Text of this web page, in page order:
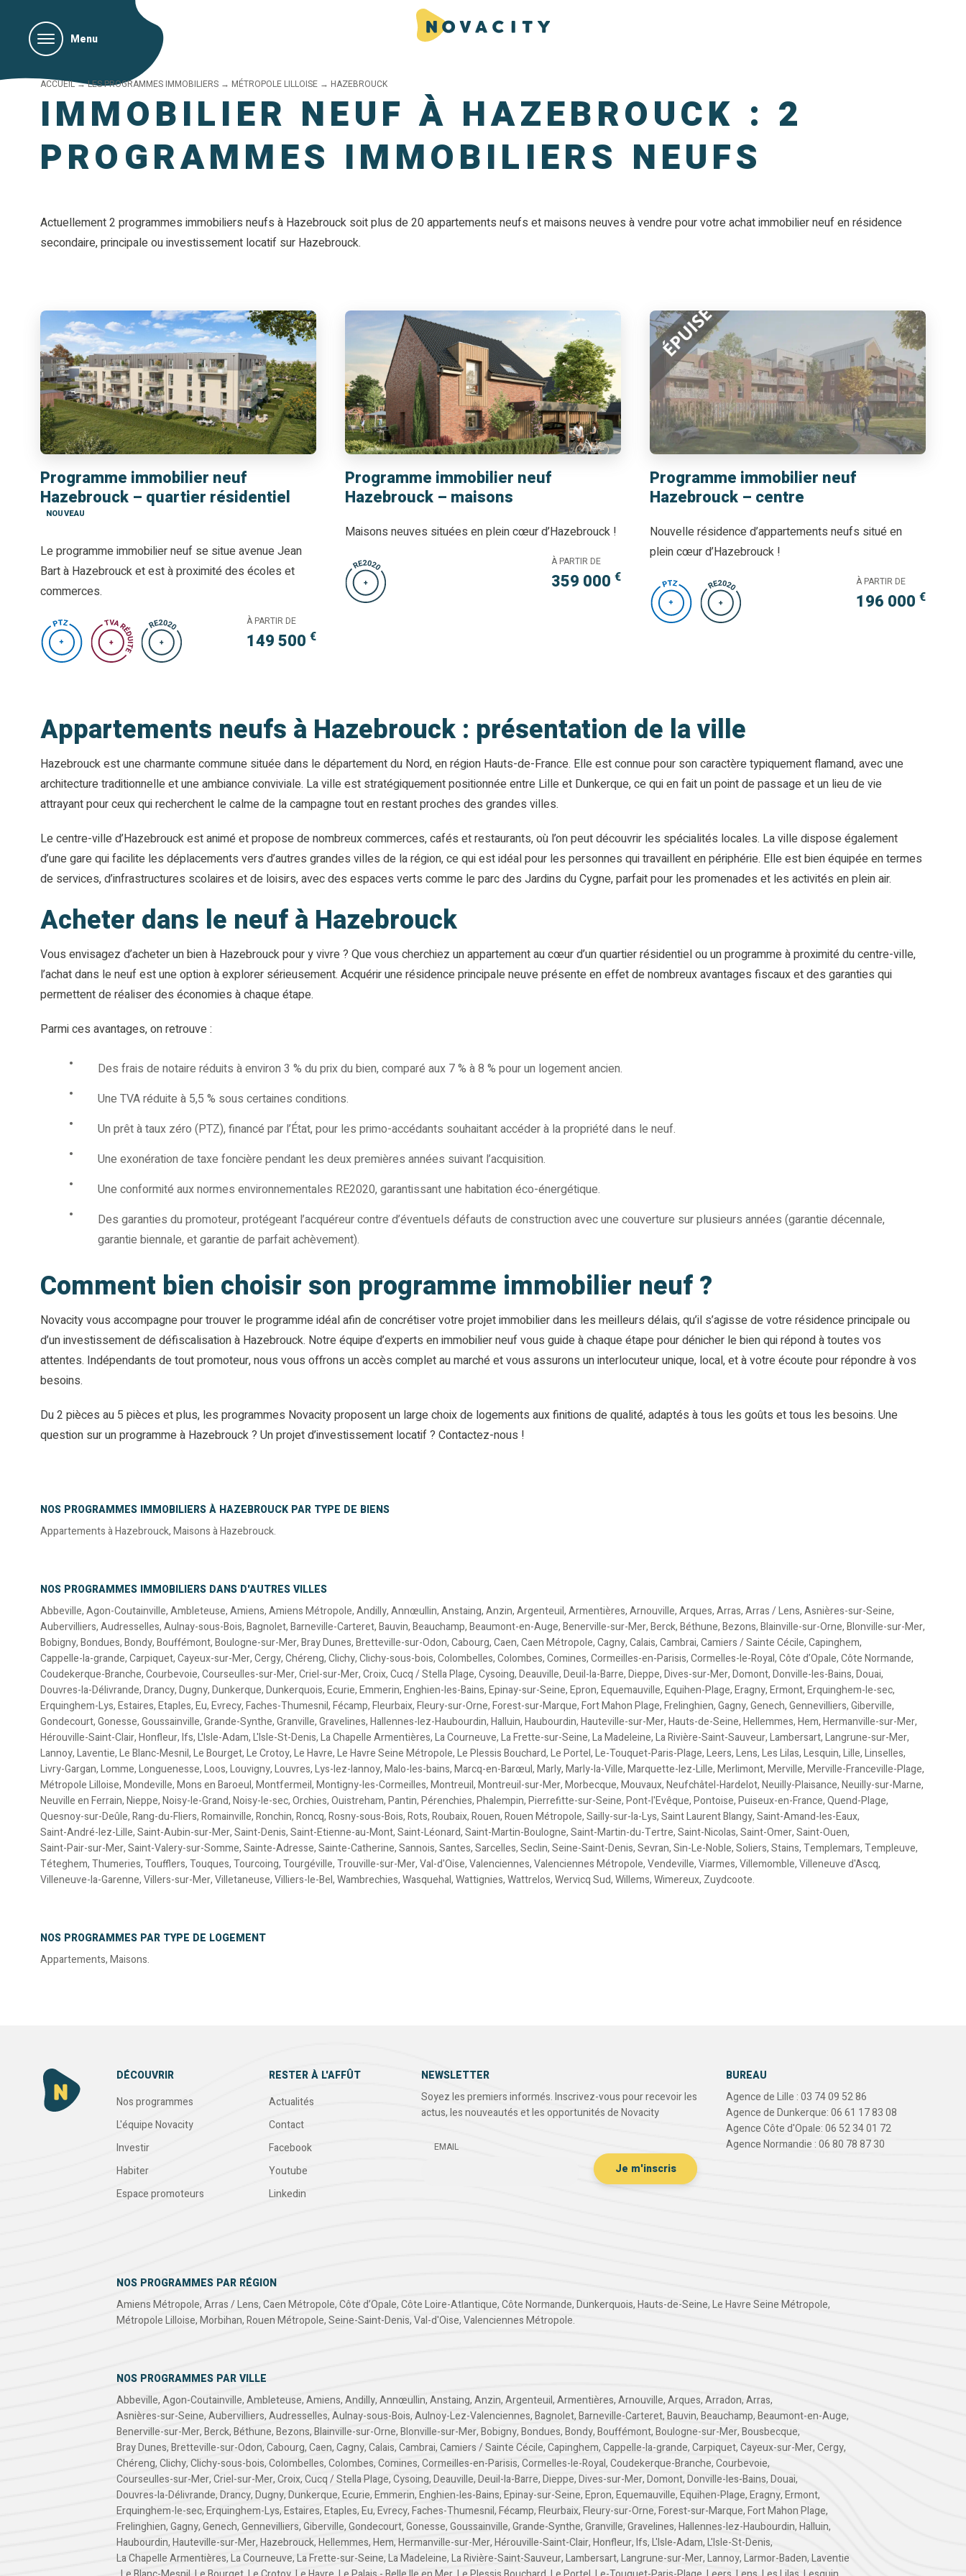
Menu
ACCUEIL→LES PROGRAMMES IMMOBILIERS → MÉTROPOLE LILLOISE → HAZEBROUCK
IMMOBILIER NEUF À HAZEBROUCK : 2
PROGRAMMES IMMOBILIERS NEUFS
Actuellement 2 programmes immobiliers neufs à Hazebrouck soit plus de 20 appartements neufs et maisons neuves à vendre pour votre achat immobilier neuf en résidence
secondaire, principale ou investissement locatif sur Hazebrouck.
Programme immobilier neuf
Hazebrouck – quartier résidentiel
NOUVEAU
Le programme immobilier neuf se situe avenue Jean
Bart à Hazebrouck et est à proximité des écoles et
commerces.
À PARTIR DE
149 500 €
Programme immobilier neuf
Hazebrouck – maisons
Maisons neuves situées en plein cœur d’Hazebrouck !
À PARTIR DE
359 000 €
Programme immobilier neuf
Hazebrouck – centre
Nouvelle résidence d’appartements neufs situé en
plein cœur d’Hazebrouck !
À PARTIR DE
196 000 €
Appartements neufs à Hazebrouck : présentation de la ville
Hazebrouck est une charmante commune située dans le département du Nord, en région Hauts-de-France. Elle est connue pour son caractère typiquement flamand, avec une
architecture traditionnelle et une ambiance conviviale. La ville est stratégiquement positionnée entre Lille et Dunkerque, ce qui en fait un point de passage et un lieu de vie
attrayant pour ceux qui recherchent le calme de la campagne tout en restant proches des grandes villes.
Le centre-ville d’Hazebrouck est animé et propose de nombreux commerces, cafés et restaurants, où l’on peut découvrir les spécialités locales. La ville dispose également
d’une gare qui facilite les déplacements vers d’autres grandes villes de la région, ce qui est idéal pour les personnes qui travaillent en périphérie. Elle est bien équipée en termes
de services, d’infrastructures scolaires et de loisirs, avec des espaces verts comme le parc des Jardins du Cygne, parfait pour les promenades et les activités en plein air.
Acheter dans le neuf à Hazebrouck
Vous envisagez d’acheter un bien à Hazebrouck pour y vivre ? Que vous cherchiez un appartement au cœur d’un quartier résidentiel ou un programme à proximité du centre-ville,
l’achat dans le neuf est une option à explorer sérieusement. Acquérir une résidence principale neuve présente en effet de nombreux avantages fiscaux et des garanties qui
permettent de réaliser des économies à chaque étape.
Parmi ces avantages, on retrouve :
Des frais de notaire réduits à environ 3 % du prix du bien, comparé aux 7 % à 8 % pour un logement ancien.
Une TVA réduite à 5,5 % sous certaines conditions.
Un prêt à taux zéro (PTZ), financé par l’État, pour les primo-accédants souhaitant accéder à la propriété dans le neuf.
Une exonération de taxe foncière pendant les deux premières années suivant l’acquisition.
Une conformité aux normes environnementales RE2020, garantissant une habitation éco-énergétique.
Des garanties du promoteur, protégeant l’acquéreur contre d’éventuels défauts de construction avec une couverture sur plusieurs années (garantie décennale,
garantie biennale, et garantie de parfait achèvement).
Comment bien choisir son programme immobilier neuf ?
Novacity vous accompagne pour trouver le programme idéal afin de concrétiser votre projet immobilier dans les meilleurs délais, qu’il s’agisse de votre résidence principale ou
d’un investissement de défiscalisation à Hazebrouck. Notre équipe d’experts en immobilier neuf vous guide à chaque étape pour dénicher le bien qui répond à toutes vos
attentes. Indépendants de tout promoteur, nous vous offrons un accès complet au marché et vous assurons un interlocuteur unique, local, et à votre écoute pour répondre à vos
besoins.
Du 2 pièces au 5 pièces et plus, les programmes Novacity proposent un large choix de logements aux finitions de qualité, adaptés à tous les goûts et tous les besoins. Une
question sur un programme à Hazebrouck ? Un projet d’investissement locatif ? Contactez-nous !
NOS PROGRAMMES IMMOBILIERS À HAZEBROUCK PAR TYPE DE BIENS
Appartements à Hazebrouck,Maisons à Hazebrouck.
NOS PROGRAMMES IMMOBILIERS DANS D'AUTRES VILLES
Abbeville,Agon-Coutainville,Ambleteuse,Amiens,Amiens Métropole,Andilly,Annœullin,Anstaing,Anzin,Argenteuil,Armentières,Arnouville,Arques,Arras,Arras / Lens,Asnières-sur-Seine,
Aubervilliers,Audresselles,Aulnay-sous-Bois,Bagnolet,Barneville-Carteret,Bauvin,Beauchamp,Beaumont-en-Auge,Benerville-sur-Mer,Berck,Béthune,Bezons,Blainville-sur-Orne,Blonville-sur-Mer,
Bobigny,Bondues,Bondy,Bouffémont,Boulogne-sur-Mer,Bray Dunes,Bretteville-sur-Odon,Cabourg,Caen,Caen Métropole,Cagny,Calais,Cambrai,Camiers / Sainte Cécile,Capinghem,
Cappelle-la-grande,Carpiquet,Cayeux-sur-Mer,Cergy,Chéreng,Clichy,Clichy-sous-bois,Colombelles,Colombes,Comines,Cormeilles-en-Parisis,Cormelles-le-Royal,Côte d’Opale,Côte Normande,
Coudekerque-Branche,Courbevoie,Courseulles-sur-Mer,Criel-sur-Mer,Croix,Cucq / Stella Plage,Cysoing,Deauville,Deuil-la-Barre,Dieppe,Dives-sur-Mer,Domont,Donville-les-Bains,Douai,
Douvres-la-Délivrande,Drancy,Dugny,Dunkerque,Dunkerquois,Ecurie,Emmerin,Enghien-les-Bains,Epinay-sur-Seine,Epron,Equemauville,Equihen-Plage,Eragny,Ermont,Erquinghem-le-sec,
Erquinghem-Lys,Estaires,Etaples,Eu,Evrecy,Faches-Thumesnil,Fécamp,Fleurbaix,Fleury-sur-Orne,Forest-sur-Marque,Fort Mahon Plage,Frelinghien,Gagny,Genech,Gennevilliers,Giberville,
Gondecourt,Gonesse,Goussainville,Grande-Synthe,Granville,Gravelines,Hallennes-lez-Haubourdin,Halluin,Haubourdin,Hauteville-sur-Mer,Hauts-de-Seine,Hellemmes,Hem,Hermanville-sur-Mer,
Hérouville-Saint-Clair,Honfleur,Ifs,L'Isle-Adam,L'Isle-St-Denis,La Chapelle Armentières,La Courneuve,La Frette-sur-Seine,La Madeleine,La Rivière-Saint-Sauveur,Lambersart,Langrune-sur-Mer,
Lannoy,Laventie,Le Blanc-Mesnil,Le Bourget,Le Crotoy,Le Havre,Le Havre Seine Métropole,Le Plessis Bouchard,Le Portel,Le-Touquet-Paris-Plage,Leers,Lens,Les Lilas,Lesquin,Lille,Linselles,
Livry-Gargan,Lomme,Longuenesse,Loos,Louvigny,Louvres,Lys-lez-lannoy,Malo-les-bains,Marcq-en-Barœul,Marly,Marly-la-Ville,Marquette-lez-Lille,Merlimont,Merville,Merville-Franceville-Plage,
Métropole Lilloise,Mondeville,Mons en Baroeul,Montfermeil,Montigny-les-Cormeilles,Montreuil,Montreuil-sur-Mer,Morbecque,Mouvaux,Neufchâtel-Hardelot,Neuilly-Plaisance,Neuilly-sur-Marne,
Neuville en Ferrain,Nieppe,Noisy-le-Grand,Noisy-le-sec,Orchies,Ouistreham,Pantin,Pérenchies,Phalempin,Pierrefitte-sur-Seine,Pont-l'Evêque,Pontoise,Puiseux-en-France,Quend-Plage,
Quesnoy-sur-Deûle,Rang-du-Fliers,Romainville,Ronchin,Roncq,Rosny-sous-Bois,Rots,Roubaix,Rouen,Rouen Métropole,Sailly-sur-la-Lys,Saint Laurent Blangy,Saint-Amand-les-Eaux,
Saint-André-lez-Lille,Saint-Aubin-sur-Mer,Saint-Denis,Saint-Etienne-au-Mont,Saint-Léonard,Saint-Martin-Boulogne,Saint-Martin-du-Tertre,Saint-Nicolas,Saint-Omer,Saint-Ouen,
Saint-Pair-sur-Mer,Saint-Valery-sur-Somme,Sainte-Adresse,Sainte-Catherine,Sannois,Santes,Sarcelles,Seclin,Seine-Saint-Denis,Sevran,Sin-Le-Noble,Soliers,Stains,Templemars,Templeuve,
Téteghem,Thumeries,Toufflers,Touques,Tourcoing,Tourgéville,Trouville-sur-Mer,Val-d'Oise,Valenciennes,Valenciennes Métropole,Vendeville,Viarmes,Villemomble,Villeneuve d'Ascq,
Villeneuve-la-Garenne,Villers-sur-Mer,Villetaneuse,Villiers-le-Bel,Wambrechies,Wasquehal,Wattignies,Wattrelos,Wervicq Sud,Willems,Wimereux, Zuydcoote.
NOS PROGRAMMES PAR TYPE DE LOGEMENT
Appartements,Maisons.
DÉCOUVRIR
Nos programmes
L'équipe Novacity
Investir
Habiter
Espace promoteurs
RESTER À L'AFFÛT
Actualités
Contact
Facebook
Youtube
Linkedin
NEWSLETTER
Soyez les premiers informés. Inscrivez-vous pour recevoir les
actus, les nouveautés et les opportunités de Novacity
EMAIL
BUREAU
Agence de Lille : 03 74 09 52 86
Agence de Dunkerque: 06 61 17 83 08
Agence Côte d'Opale: 06 52 34 01 72
Agence Normandie : 06 80 78 87 30
NOS PROGRAMMES PAR RÉGION
Amiens Métropole,Arras / Lens,Caen Métropole,Côte d’Opale,Côte Loire-Atlantique,Côte Normande,Dunkerquois,Hauts-de-Seine,Le Havre Seine Métropole,
Métropole Lilloise,Morbihan,Rouen Métropole,Seine-Saint-Denis,Val-d'Oise,Valenciennes Métropole.
NOS PROGRAMMES PAR VILLE
Abbeville,Agon-Coutainville,Ambleteuse,Amiens,Andilly,Annœullin,Anstaing,Anzin,Argenteuil,Armentières,Arnouville,Arques,Arradon,Arras,
Asnières-sur-Seine,Aubervilliers,Audresselles,Aulnay-sous-Bois,Aulnoy-Lez-Valenciennes,Bagnolet,Barneville-Carteret,Bauvin,Beauchamp,Beaumont-en-Auge,
Benerville-sur-Mer,Berck,Béthune,Bezons,Blainville-sur-Orne,Blonville-sur-Mer,Bobigny,Bondues,Bondy,Bouffémont,Boulogne-sur-Mer,Bousbecque,
Bray Dunes,Bretteville-sur-Odon,Cabourg,Caen,Cagny,Calais,Cambrai,Camiers / Sainte Cécile,Capinghem,Cappelle-la-grande,Carpiquet,Cayeux-sur-Mer,Cergy,
Chéreng,Clichy,Clichy-sous-bois,Colombelles,Colombes,Comines,Cormeilles-en-Parisis,Cormelles-le-Royal,Coudekerque-Branche,Courbevoie,
Courseulles-sur-Mer,Criel-sur-Mer,Croix,Cucq / Stella Plage,Cysoing,Deauville,Deuil-la-Barre,Dieppe,Dives-sur-Mer,Domont,Donville-les-Bains,Douai,
Douvres-la-Délivrande,Drancy,Dugny,Dunkerque,Ecurie,Emmerin,Enghien-les-Bains,Epinay-sur-Seine,Epron,Equemauville,Equihen-Plage,Eragny,Ermont,
Erquinghem-le-sec,Erquinghem-Lys,Estaires,Etaples,Eu,Evrecy,Faches-Thumesnil,Fécamp,Fleurbaix,Fleury-sur-Orne,Forest-sur-Marque,Fort Mahon Plage,
Frelinghien,Gagny,Genech,Gennevilliers,Giberville,Gondecourt,Gonesse,Goussainville,Grande-Synthe,Granville,Gravelines,Hallennes-lez-Haubourdin,Halluin,
Haubourdin,Hauteville-sur-Mer,Hazebrouck,Hellemmes,Hem,Hermanville-sur-Mer,Hérouville-Saint-Clair,Honfleur,Ifs,L'Isle-Adam,L'Isle-St-Denis,
La Chapelle Armentières,La Courneuve,La Frette-sur-Seine,La Madeleine,La Rivière-Saint-Sauveur,Lambersart,Langrune-sur-Mer,Lannoy,Larmor-Baden,Laventie